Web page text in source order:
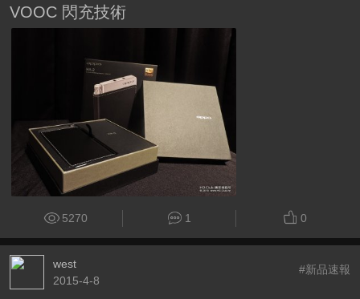
VOOC 閃充技術
5270 1 0
west
2015-4-8
#新品速報